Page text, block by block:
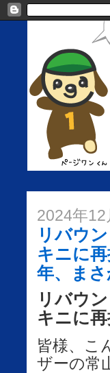
2024年12
リバウ
キニに
年、ま
リバウ
キニに
皆様、こ
ザーの常